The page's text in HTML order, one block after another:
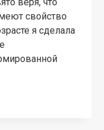
свойство
я сделала